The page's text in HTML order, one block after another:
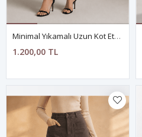
Minimal Yıkamalı Uzun Kot Etek-SİYAH
1.200,00 TL